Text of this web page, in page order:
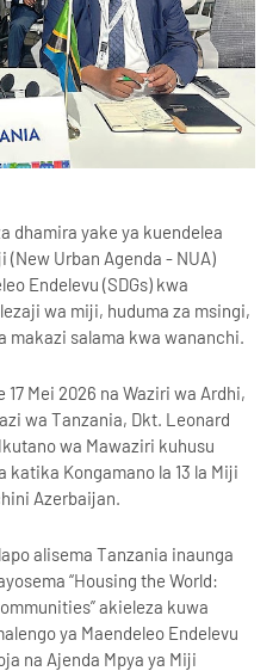
dhamira yake ya kuendelea
(New Urban Agenda - NUA)
Endelevu (SDGs) kwa
wa miji, huduma za msingi,
makazi salama kwa wananchi.
Mei 2026 na Waziri wa Ardhi,
wa Tanzania, Dkt. Leonard
wa Mawaziri kuhusu
katika Kongamano la 13 la Miji
Azerbaijan.
alisema Tanzania inaunga
“Housing the World:
akieleza kuwa
ya Maendeleo Endelevu
na Ajenda Mpya ya Miji